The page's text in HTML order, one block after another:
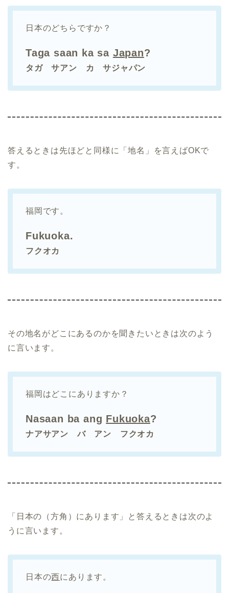
日本のどちらですか？
Taga saan ka sa Japan?
タガ サアン カ サジャパン
答えるときは先ほどと同様に「地名」を言えばOKで
す。
福岡です。
Fukuoka.
フクオカ
その地名がどこにあるのかを聞きたいときは次のよう
に言います。
福岡はどこにありますか？
Nasaan ba ang Fukuoka?
ナアサアン バ アン フクオカ
「日本の（方角）にあります」と答えるときは次のよ
うに言います。
日本の西にあります。